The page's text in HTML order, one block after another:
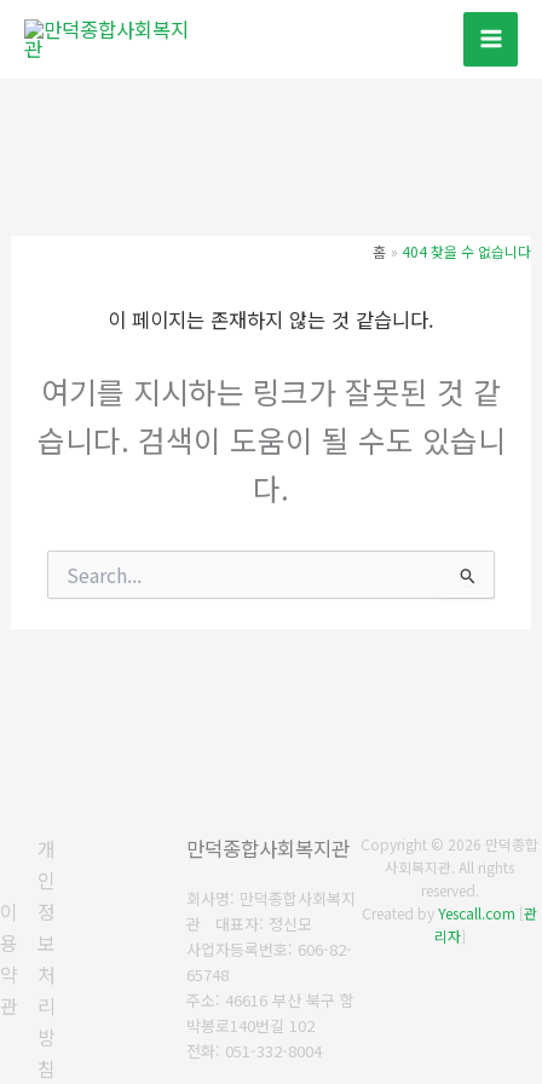
홈 404 찾을 수 없습니다
이 페이지는 존재하지 않는 것 같습니다.
여기를 지시하는 링크가 잘못된 것 같
습니다. 검색이 도움이 될 수도 있습니
다.
이
용
약
관
개
인
정
보
처
리
방
침
만덕종합사회복지관
회사명: 만덕종합사회복지
관 대표자: 정신모
사업자등록번호: 606-82-
65748
주소: 46616 부산 북구 함
박봉로140번길 102
전화: 051-332-8004
Copyright © 2026 만덕종합
사회복지관. All rights
reserved.
Created byYescall.com [관
리자]